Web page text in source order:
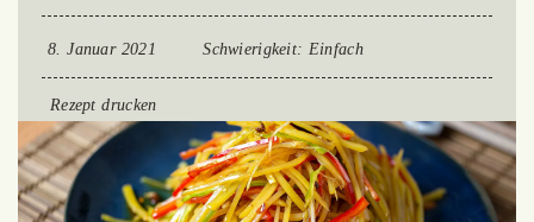
8. Januar 2021 Schwierigkeit: Einfach
Rezept drucken